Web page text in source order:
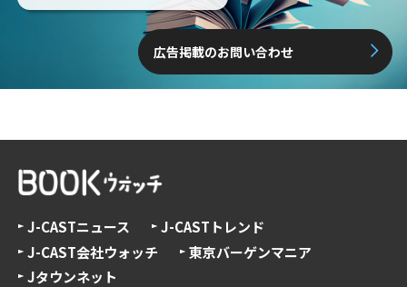
広告掲載のお問い合わせ
J-CASTニュース
J-CASTトレンド
J-CAST会社ウォッチ
東京バーゲンマニア
Jタウンネット